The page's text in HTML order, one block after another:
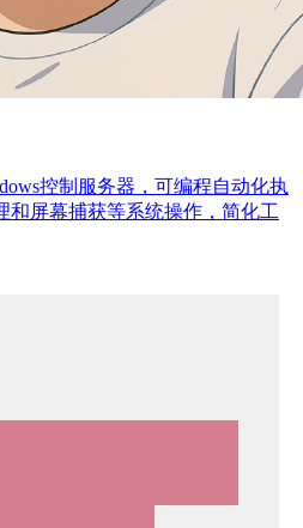
控制服务器，可编程自动化执
和屏幕捕获等系统操作，简化工